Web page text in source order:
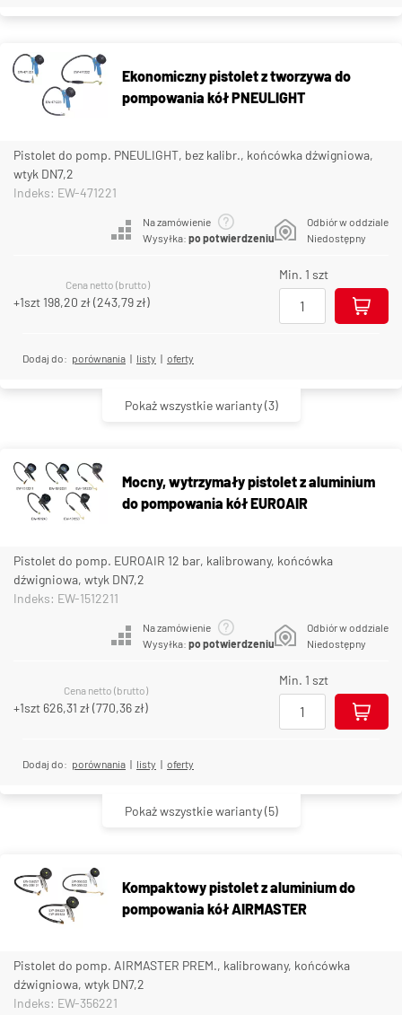
Ekonomiczny pistolet z tworzywa do
pompowania kół PNEULIGHT
Pistolet do pomp. PNEULIGHT, bez kalibr., końcówka dźwigniowa,
wtyk DN7,2
Indeks: EW-471221
Na zamówienie
Wysyłka: po potwierdzeniu
Odbiór w oddziale
Niedostępny
Cena netto (brutto)
+1szt 198,20 zł(243,79 zł)
Min. 1 szt
Dodaj do: porównania | listy | oferty
Pokaż wszystkie warianty(3)
Mocny, wytrzymały pistolet z aluminium
do pompowania kół EUROAIR
Pistolet do pomp. EUROAIR 12 bar, kalibrowany, końcówka
dźwigniowa, wtyk DN7,2
Indeks: EW-1512211
Na zamówienie
Wysyłka: po potwierdzeniu
Odbiór w oddziale
Niedostępny
Cena netto (brutto)
+1szt 626,31 zł(770,36 zł)
Min. 1 szt
Dodaj do: porównania | listy | oferty
Pokaż wszystkie warianty(5)
Kompaktowy pistolet z aluminium do
pompowania kół AIRMASTER
Pistolet do pomp. AIRMASTER PREM., kalibrowany, końcówka
dźwigniowa, wtyk DN7,2
Indeks: EW-356221